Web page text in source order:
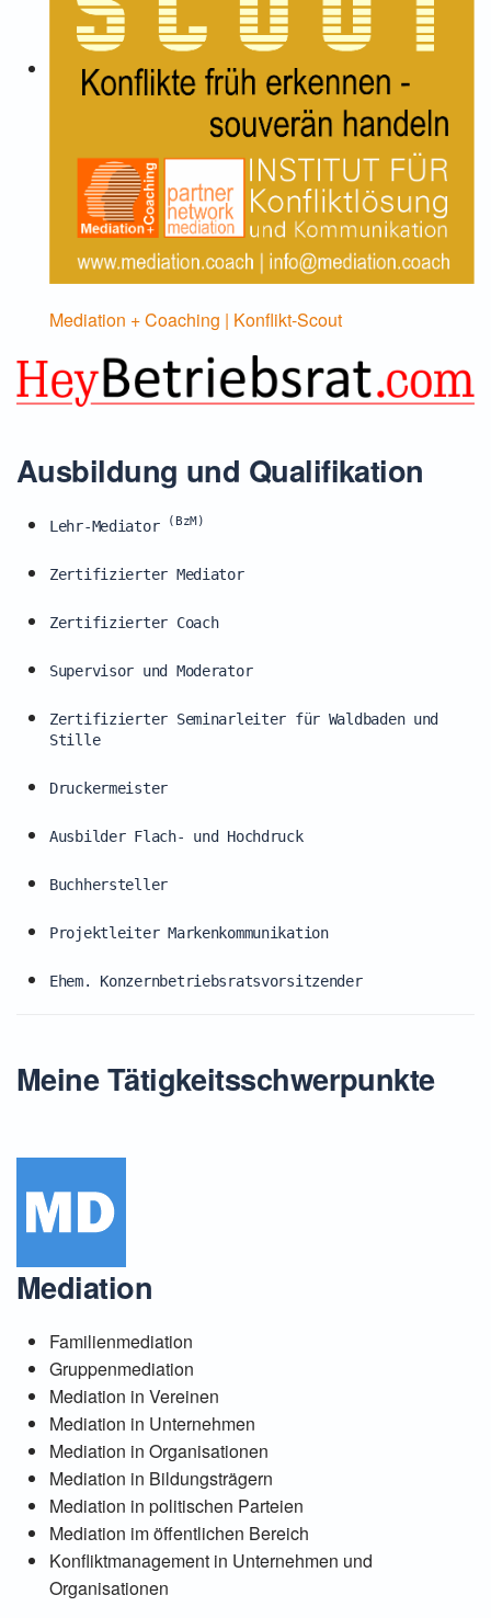
Mediation + Coaching | Konflikt-Scout
Ausbildung und Qualifikation
Lehr-Mediator (BzM)
Zertifizierter Mediator
Zertifizierter Coach
Supervisor und Moderator
Zertifizierter Seminarleiter für Waldbaden und
Stille
Druckermeister
Ausbilder Flach- und Hochdruck
Buchhersteller
Projektleiter Markenkommunikation
Ehem. Konzernbetriebsratsvorsitzender
Meine Tätigkeitsschwerpunkte
Mediation
Familienmediation
Gruppenmediation
Mediation in Vereinen
Mediation in Unternehmen
Mediation in Organisationen
Mediation in Bildungsträgern
Mediation in politischen Parteien
Mediation im öffentlichen Bereich
Konfliktmanagement in Unternehmen und
Organisationen